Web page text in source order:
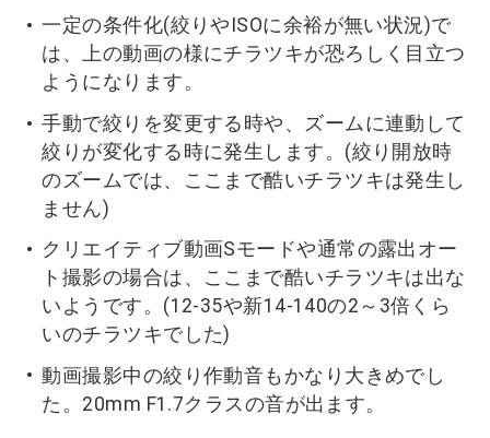
一定の条件化(絞りやISOに余裕が無い状況)で
は、上の動画の様にチラツキが恐ろしく目立つ
ようになります。
手動で絞りを変更する時や、ズームに連動して
絞りが変化する時に発生します。(絞り開放時
のズームでは、ここまで酷いチラツキは発生し
ません)
クリエイティブ動画Sモードや通常の露出オー
ト撮影の場合は、ここまで酷いチラツキは出な
いようです。(12-35や新14-140の2～3倍くら
いのチラツキでした)
動画撮影中の絞り作動音もかなり大きめでし
た。20mm F1.7クラスの音が出ます。